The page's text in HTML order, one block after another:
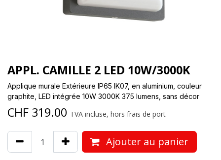
APPL. CAMILLE 2 LED 10W/3000K
Applique murale Extérieure IP65 IK07, en aluminium, couleur
graphite, LED intégrée 10W 3000K 375 lumens, sans décor
CHF 319.00 TVA incluse, hors frais de port
Ajouter au panier